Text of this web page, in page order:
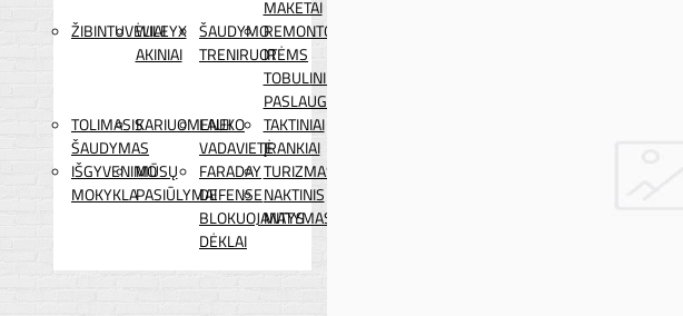
MAKETAI
ŽIBINTUVĖLIAI
WILEYX
AKINIAI
ŠAUDYMO
TRENIRUOTĖMS
REMONTO
IR
TOBULINIMO
PASLAUGOS
TOLIMASIS
ŠAUDYMAS
KARIUOMENEI
LAUKO
VADAVIETĖ
TAKTINIAI
ĮRANKIAI
IŠGYVENIMO
MOKYKLA
MŪSŲ
PASIŪLYMAI
FARADAY
DEFENSE
BLOKUOJANTYS
DĖKLAI
TURIZMAS
NAKTINIS
MATYMAS